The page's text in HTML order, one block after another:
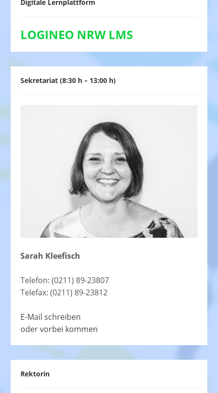
Digitale Lernplattform
LOGINEO NRW LMS
Sekretariat (8:30 h – 13:00 h)
Sarah Kleefisch
Telefon: (0211) 89-23807
Telefax: (0211) 89-23812
E-Mail schreiben
oder vorbei kommen
Rektorin